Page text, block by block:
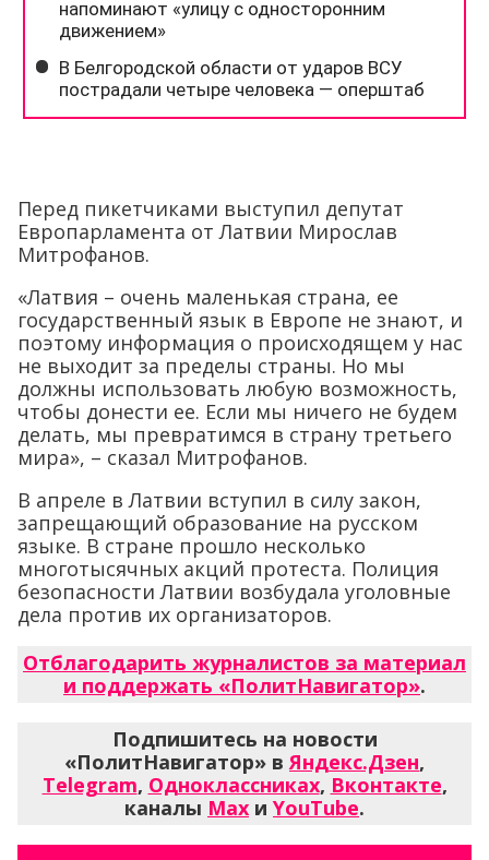
Перед пикетчиками выступил депутат
Европарламента от Латвии Мирослав
Митрофанов.
«Латвия – очень маленькая страна, ее
государственный язык в Европе не знают, и
поэтому информация о происходящем у нас
не выходит за пределы страны. Но мы
должны использовать любую возможность,
чтобы донести ее. Если мы ничего не будем
делать, мы превратимся в страну третьего
мира», – сказал Митрофанов.
В апреле в Латвии вступил в силу закон,
запрещающий образование на русском
языке. В стране прошло несколько
многотысячных акций протеста. Полиция
безопасности Латвии возбудала уголовные
дела против их организаторов.
Отблагодарить журналистов за материал
и поддержать «ПолитНавигатор».
Подпишитесь на новости
«ПолитНавигатор» вЯндекс.Дзен,
Telegram, Одноклассниках, Вконтакте,
каналы Max и YouTube.